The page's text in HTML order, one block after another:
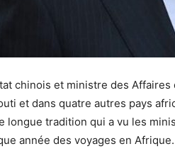
chinois et ministre des
et dans quatre autres pays
longue tradition qui a vu les
année des voyages en